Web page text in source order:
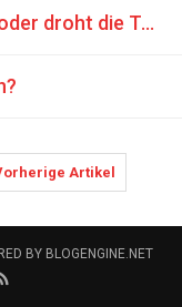
Gibt es Religionsfreiheit im Islam oder droht die Todesstrafe für Abtrünnigkeit?
Artikel
BY BLOGENGINE.NET